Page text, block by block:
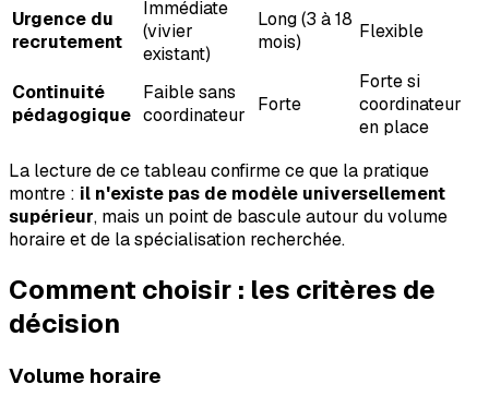
Urgence du
recrutement
Immédiate
(vivier
existant)
Long (3 à 18
mois)
Flexible
Continuité
pédagogique
Faible sans
coordinateur
Forte
Forte si
coordinateur
en place
La lecture de ce tableau confirme ce que la pratique
montre : il n'existe pas de modèle universellement
supérieur, mais un point de bascule autour du volume
horaire et de la spécialisation recherchée.
Comment choisir : les critères de
décision
Volume horaire